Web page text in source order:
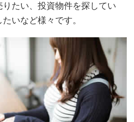
たい、投資物件を探してい
いなど様々です。